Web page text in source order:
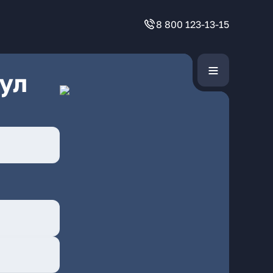
8 800 123-13-15